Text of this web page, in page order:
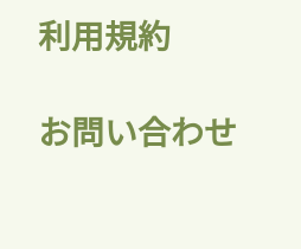
利用規約
お問い合わせ